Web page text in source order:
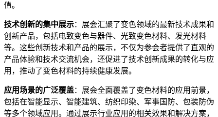
值。
技术创新的集中展示：展会汇聚了变色领域的最新技术成果和
创新产品，包括电致变色与器件、光致变色材料、发光材料
等。这些创新技术和产品的展示，不仅为参会者提供了直观的
产品体验和技术交流机会，还促进了技术创新成果的转化与应
用，推动了变色材料的持续健康发展。
应用场景的广泛覆盖：展会全面覆盖了变色材料的应用前景，
包括在智能显示、智能建筑、纺织印染、军事国防、包装防伪
等多个领域应用。通过展示行业应用的相关效果和解决方案，